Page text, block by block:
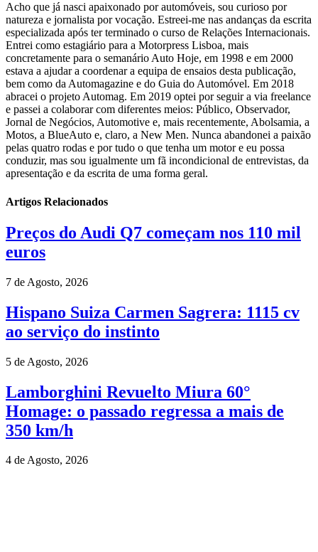
Acho que já nasci apaixonado por automóveis, sou curioso por
natureza e jornalista por vocação. Estreei-me nas andanças da escrita
especializada após ter terminado o curso de Relações Internacionais.
Entrei como estagiário para a Motorpress Lisboa, mais
concretamente para o semanário Auto Hoje, em 1998 e em 2000
estava a ajudar a coordenar a equipa de ensaios desta publicação,
bem como da Automagazine e do Guia do Automóvel. Em 2018
abracei o projeto Automag. Em 2019 optei por seguir a via freelance
e passei a colaborar com diferentes meios: Público, Observador,
Jornal de Negócios, Automotive e, mais recentemente, Abolsamia, a
Motos, a BlueAuto e, claro, a New Men. Nunca abandonei a paixão
pelas quatro rodas e por tudo o que tenha um motor e eu possa
conduzir, mas sou igualmente um fã incondicional de entrevistas, da
apresentação e da escrita de uma forma geral.
Artigos Relacionados
Preços do Audi Q7 começam nos 110 mil
euros
7 de Agosto, 2026
Hispano Suiza Carmen Sagrera: 1115 cv
ao serviço do instinto
5 de Agosto, 2026
Lamborghini Revuelto Miura 60°
Homage: o passado regressa a mais de
350 km/h
4 de Agosto, 2026